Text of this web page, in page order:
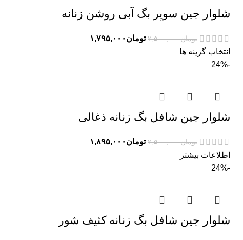
شلوار جین سوپر بگ آبی روشن زنانه
تومان۲,۵۰۰,۰۰۰ تومان ۱,۷۹۵,۰۰۰
انتخاب گزینه ها
-24%
شلوار جین شافل بگ زنانه ذغالی
تومان۲,۵۰۰,۰۰۰ تومان ۱,۸۹۵,۰۰۰
اطلاعات بیشتر
-24%
شلوار جین شافل بگ زنانه کثیف شور